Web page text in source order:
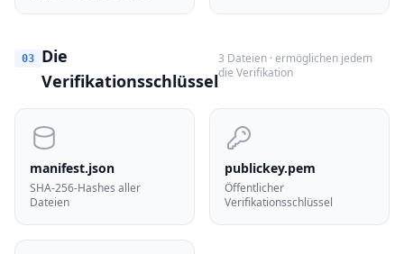
03
Die
Verifikationsschlüssel
3 Dateien · ermöglichen jedem
die Verifikation
manifest.json
SHA-256-Hashes aller
Dateien
publickey.pem
Öffentlicher
Verifikationsschlüssel